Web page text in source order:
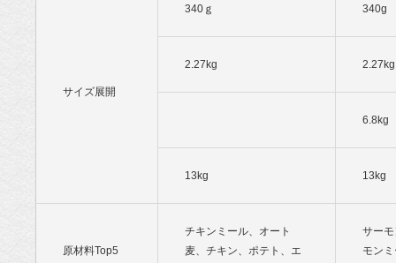
サイズ展開
340ｇ 340g
2.27kg 2.27kg
6.8kg
13kg 13kg
原材料Top5
チキンミール、オート
麦、チキン、ポテト、エ
サー
モン